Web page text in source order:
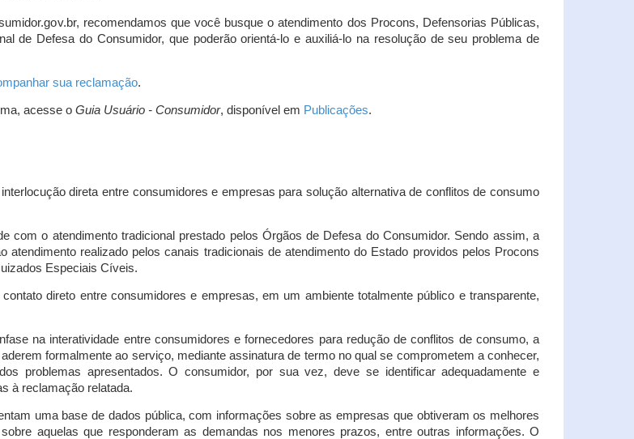
recomendamos que você busque o atendimento dos Procons, Defensorias Públicas,
de Defesa do Consumidor, que poderão orientá-lo e auxiliá-lo na resolução de seu problema de
sua reclamação.
acesse o Guia Usuário - Consumidor, disponível em Publicações.
direta entre consumidores e empresas para solução alternativa de conflitos de consumo
com o atendimento tradicional prestado pelos Órgãos de Defesa do Consumidor. Sendo assim, a
realizado pelos canais tradicionais de atendimento do Estado providos pelos Procons
Especiais Cíveis.
direto entre consumidores e empresas, em um ambiente totalmente público e transparente,
na interatividade entre consumidores e fornecedores para redução de conflitos de consumo, a
formalmente ao serviço, mediante assinatura de termo no qual se comprometem a conhecer,
problemas apresentados. O consumidor, por sua vez, deve se identificar adequadamente e
à reclamação relatada.
uma base de dados pública, com informações sobre as empresas que obtiveram os melhores
aquelas que responderam as demandas nos menores prazos, entre outras informações. O